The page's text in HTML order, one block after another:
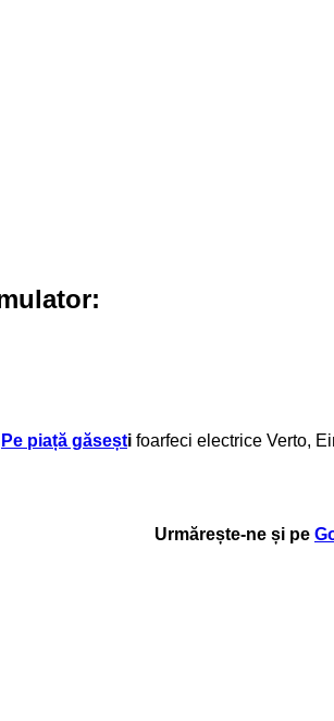
Pe piață găsești foarfeci electrice Verto,
Urmărește-ne și pe